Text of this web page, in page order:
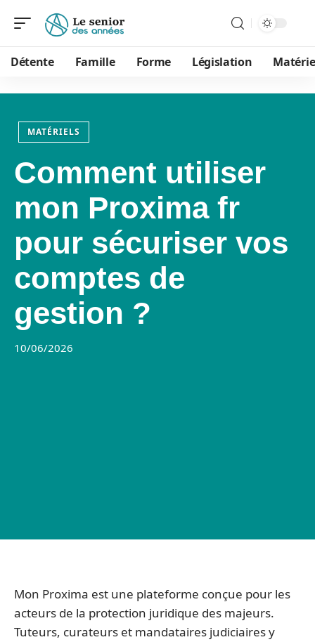
Détente Famille Forme Législation
MATÉRIELS
Comment utiliser
mon Proxima fr
pour sécuriser vos
comptes de
gestion ?
10/06/2026
Mon Proxima est une plateforme conçue pour les
acteurs de la protection juridique des majeurs.
Tuteurs, curateurs et mandataires judiciaires y